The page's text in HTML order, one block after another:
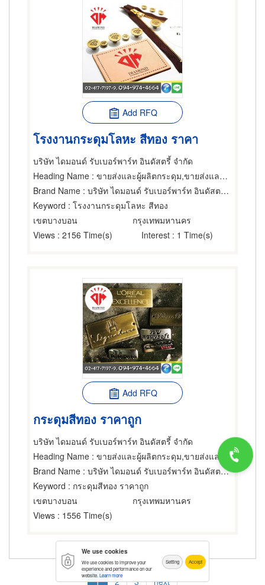
Add RFQ
โรงงานกระดุมโลหะ สีทอง ราคา
บริษัท ไดมอนด์ รับเบอร์พาร์ท อินดัสตรี้ จำกัด
Heading Name : ขายส่งและผู้ผลิตกระดุม,ขายส่งและผู้ผลิตกระดุม,เครื่องปั๊มกระดุม
Brand Name : บริษัท ไดมอนด์ รับเบอร์พาร์ท อินดัสตรี้ จำกัด
Keyword : โรงงานกระดุมโลหะ สีทอง
เขตบางบอน
กรุงเทพมหานคร
Views : 2156 Time(s) Interest : 1 Time(s)
Add RFQ
กระดุมสีทอง ราคาถูก
บริษัท ไดมอนด์ รับเบอร์พาร์ท อินดัสตรี้ จำกัด
Heading Name : ขายส่งและผู้ผลิตกระดุม,ขายส่งและผู้ผลิตกระดุม,เครื่องปั๊มกระดุม
Brand Name : บริษัท ไดมอนด์ รับเบอร์พาร์ท อินดัสตรี้ จำกัด
Keyword : กระดุมสีทอง ราคาถูก
เขตบางบอน
กรุงเทพมหานคร
Views : 1556 Time(s)
Pagination Current
1 Page
2 Page
3 Next
next
We use cookies
We use cookies to improve your
experience and performance on our
website. Learn more
Setting Accept